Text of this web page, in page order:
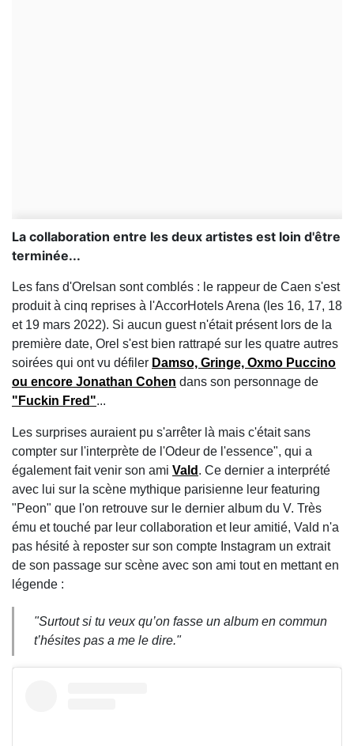
La collaboration entre les deux artistes est loin d'être
terminée...
Les fans d'Orelsan sontcomblés : le rappeur de Caen s'est
produit à cinq reprises à l'AccorHotels Arena (les 16, 17, 18
et 19 mars 2022). Si aucun guest n'était présent lors de la
première date, Orel s'est bien rattrapé sur les quatre autres
soirées qui ont vu défiler Damso, Gringe, Oxmo Puccino
ou encore Jonathan Cohen dans son personnage de
"Fuckin Fred"...
Les surprises auraient pu s'arrêter là mais c'était sans
compter sur l'interprète de l'Odeur de l'essence", qui a
également fait venir son ami Vald . Ce dernier a interprété
avec lui sur la scène mythique parisienne leur featuring
"Peon" que l'on retrouve sur le dernier album du V. Très
ému et touché par leur collaboration et leur amitié, Vald n'a
pas hésité à reposter sur son compte Instagram un extrait
de son passage sur scène avec son ami tout en mettant en
légende :
"Surtout si tu veux qu’on fasse un album en commun
t’hésites pas a me le dire."